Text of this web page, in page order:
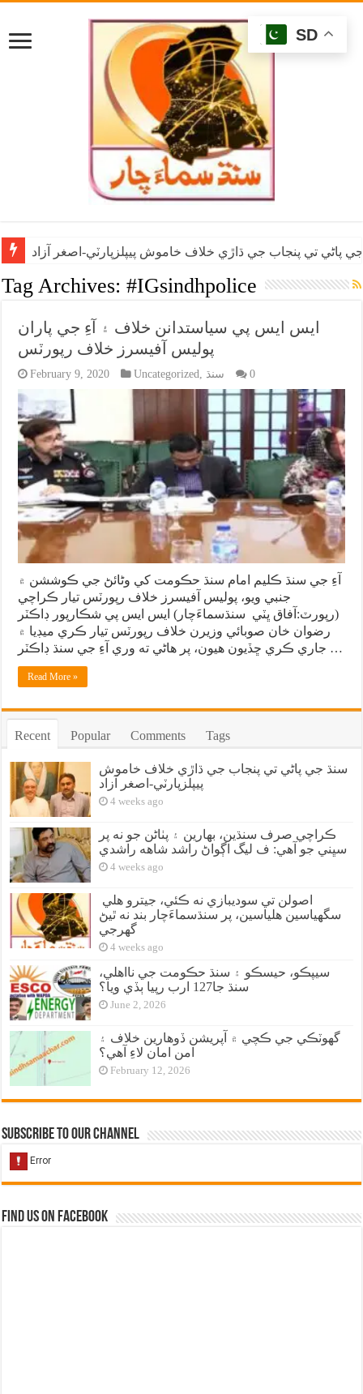
پاڻي تي پنجاب جي ڌاڙي خلاف خاموش پيپلزپارٽي-اصغر آزاد
Tag Archives:#IGsindhpolice
ايس ايس پي سياستدانن خلاف ۽ آءِ جي پاران
پوليس آفيسرز خلاف رپورٽس
February 9, 2020 Uncategorized, سنڌ 0
آءِ جي سنڌ ڪليم امام سنڌ حڪومت کي وڻائڻ جي ڪوششن ۾
جنبي ويو، پوليس آفيسرز خلاف رپورٽس تيار ڪراچي
(رپورٽ:آفاق ڀٽي سنڌسماءَچار) ايس ايس پي شڪارپور ڊاڪٽر
رضوان خان صوبائي وزيرن خلاف رپورٽس تيار ڪري ميڊيا ۾
جاري ڪري ڇڏيون هيون، پر هاڻي ته وري آءِ جي سنڌ ڊاڪٽر …
Read More »
Recent Popular Comments Tags
سنڌ جي پاڻي تي پنجاب جي ڌاڙي خلاف خاموش
پيپلزپارٽي-اصغر آزاد
4 weeks ago
ڪراچي صرف سنڌين، بهارين ۽ پٺاڻن جو نه پر
سڀني جو آهي: ف ليگ اڳواڻ راشد شاهه راشدي
4 weeks ago
سگهياسين هلياسين، پر سنڌسماءَچار بند نه ٿيڻ
گهرجي
4 weeks ago
سيپڪو، حيسڪو ۽ سنڌ حڪومت جي نااهلي،
سنڌ جا127 ارب رپيا ٻڏي ويا؟
June 2, 2026
گهوٽڪي جي ڪچي ۾ آپريشن ڏوهارين خلاف ۽
امن امان لاءِ آهي؟
February 12, 2026
Subscribe to our Channel
Find us on Facebook
SD